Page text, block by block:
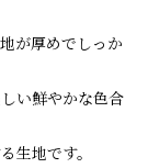
が厚めでしっか
い鮮やかな色合
生地です。